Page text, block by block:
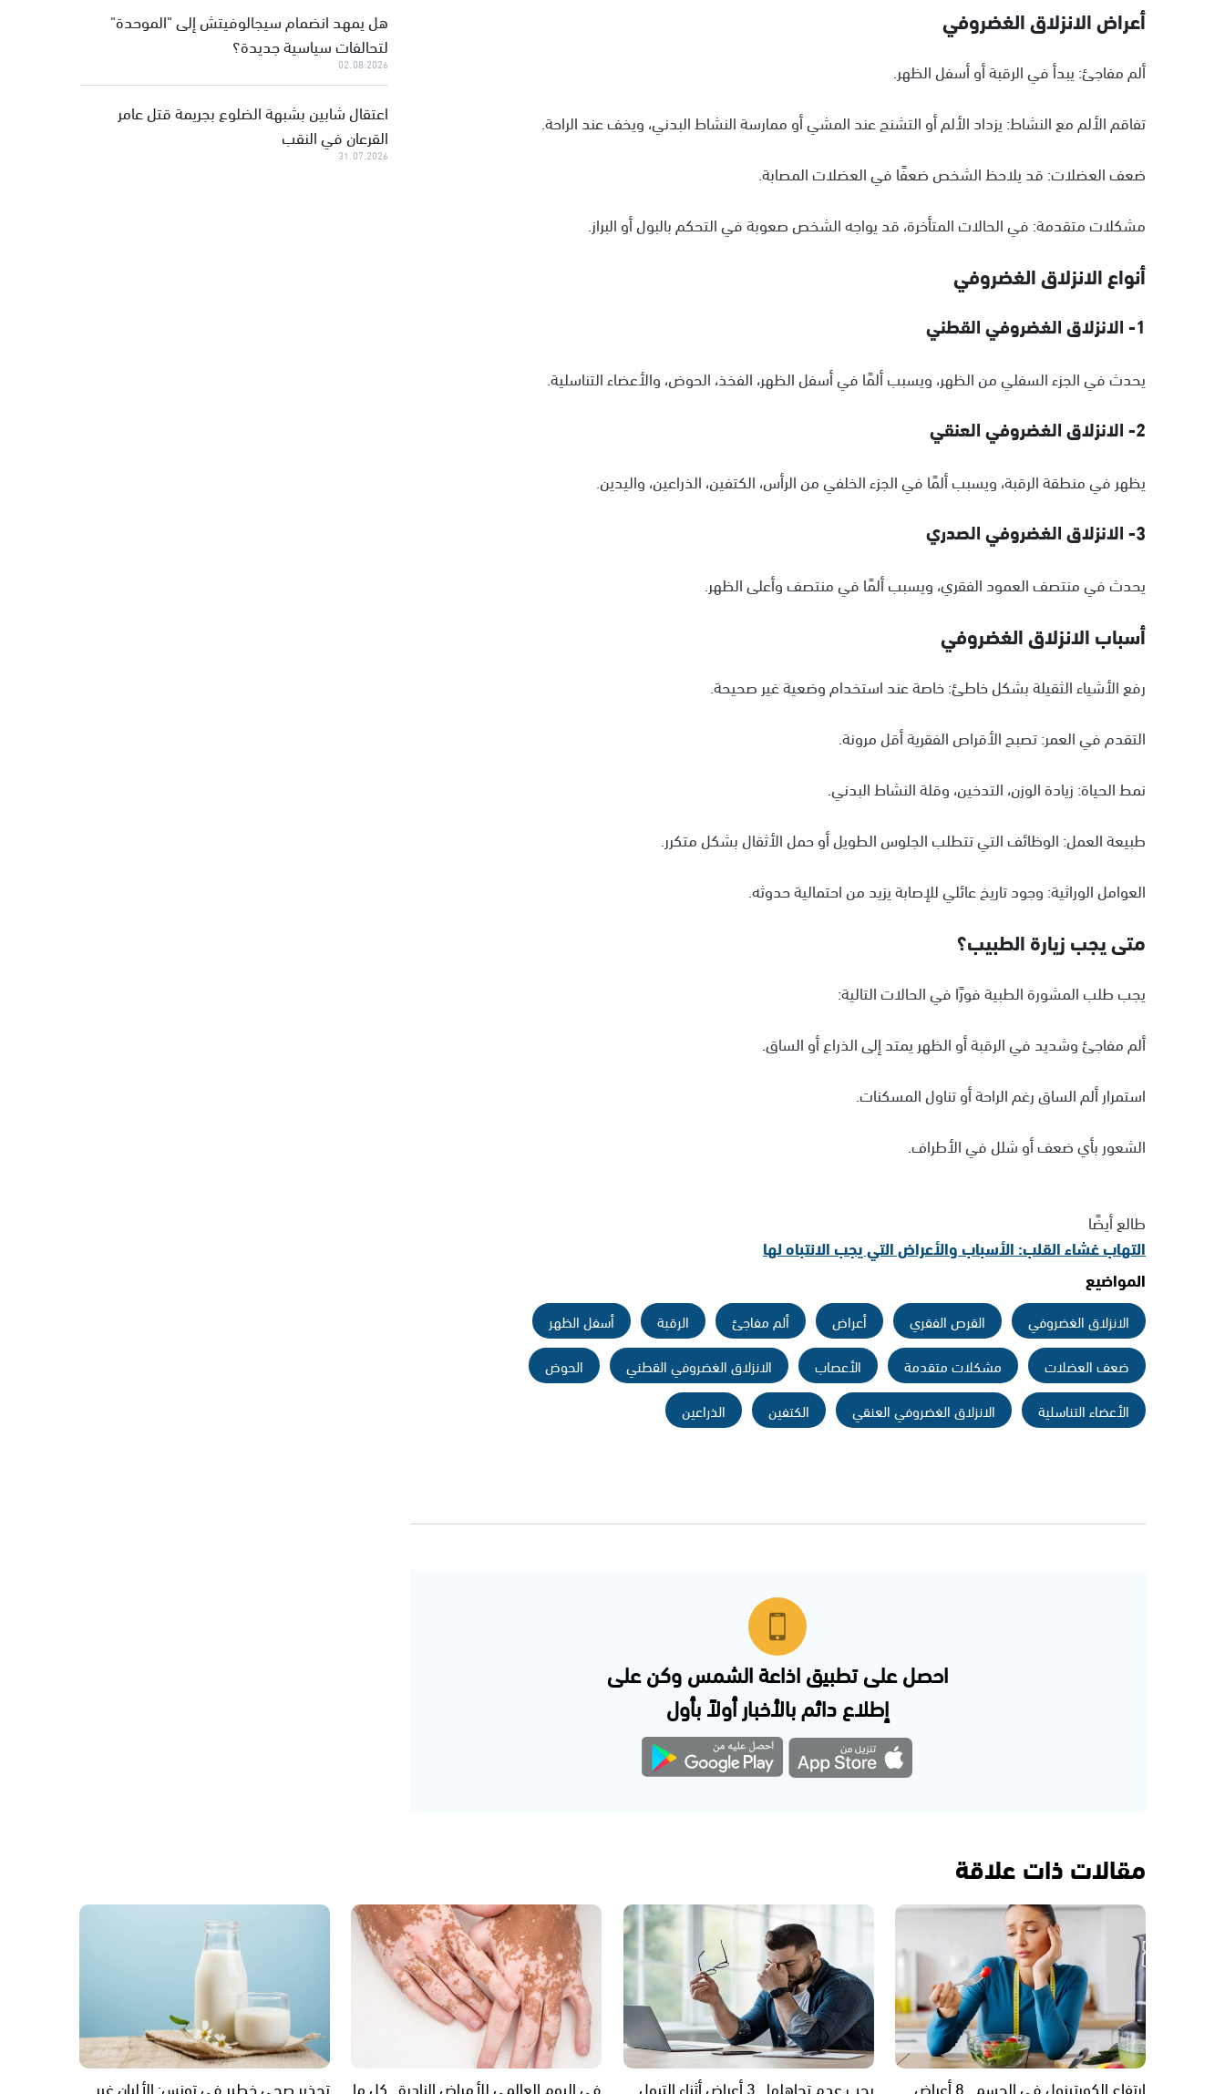
أعراض الانزلاق الغضروفي
ألم مفاجئ: يبدأ في الرقبة أو أسفل الظهر.
تفاقم الألم مع النشاط: يزداد الألم أو التشنج عند المشي أو ممارسة النشاط البدني، ويخف عند الراحة.
ضعف العضلات: قد يلاحظ الشخص ضعفًا في العضلات المصابة.
مشكلات متقدمة: في الحالات المتأخرة، قد يواجه الشخص صعوبة في التحكم بالبول أو البراز.
أنواع الانزلاق الغضروفي
1- الانزلاق الغضروفي القطني
يحدث في الجزء السفلي من الظهر، ويسبب ألمًا في أسفل الظهر، الفخذ، الحوض، والأعضاء التناسلية.
2- الانزلاق الغضروفي العنقي
يظهر في منطقة الرقبة، ويسبب ألمًا في الجزء الخلفي من الرأس، الكتفين، الذراعين، واليدين.
3- الانزلاق الغضروفي الصدري
يحدث في منتصف العمود الفقري، ويسبب ألمًا في منتصف وأعلى الظهر.
أسباب الانزلاق الغضروفي
رفع الأشياء الثقيلة بشكل خاطئ: خاصة عند استخدام وضعية غير صحيحة.
التقدم في العمر: تصبح الأقراص الفقرية أقل مرونة.
نمط الحياة: زيادة الوزن، التدخين، وقلة النشاط البدني.
طبيعة العمل: الوظائف التي تتطلب الجلوس الطويل أو حمل الأثقال بشكل متكرر.
العوامل الوراثية: وجود تاريخ عائلي للإصابة يزيد من احتمالية حدوثه.
متى يجب زيارة الطبيب؟
يجب طلب المشورة الطبية فورًا في الحالات التالية:
ألم مفاجئ وشديد في الرقبة أو الظهر يمتد إلى الذراع أو الساق.
استمرار ألم الساق رغم الراحة أو تناول المسكنات.
الشعور بأي ضعف أو شلل في الأطراف.
طالع أيضًا
التهاب غشاء القلب: الأسباب والأعراض التي يجب الانتباه لها
المواضيع
الانزلاق الغضروفي القرص الفقري أعراض ألم مفاجئ الرقبة
أسفل الظهر
ضعف العضلات
مشكلات متقدمة الأعصاب الانزلاق الغضروفي القطني
الحوض
الأعضاء التناسلية
الانزلاق الغضروفي العنقي الكتفين الذراعين
احصل على تطبيق اذاعة الشمس وكن على
إطلاع دائم بالأخبار أولاً بأول
هل يمهد انضمام سيجالوفيتش إلى "الموحدة"
لتحالفات سياسية جديدة؟
02.08.2026
اعتقال شابين بشبهة الضلوع بجريمة قتل عامر
القرعان في النقب
31.07.2026
مقالات ذات علاقة
ارتفاع الكورتيزول في الجسم.. 8 أعراض يجب عدم تجاهلها.. 3 أعراض أثناء التبول في اليوم العالمي للأمراض النادرة.. كل ما تحذير صحي خطير في تونس: الألبان غير